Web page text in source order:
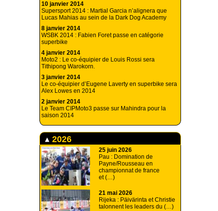
10 janvier 2014
Supersport 2014 : Martial Garcia n’alignera que
Lucas Mahias au sein de la Dark Dog Academy
8 janvier 2014
WSBK 2014 : Fabien Foret passe en catégorie
superbike
4 janvier 2014
Moto2 : Le co-équipier de Louis Rossi sera
Tithipong Warokorn.
3 janvier 2014
Le co-équipier d’Eugene Laverty en superbike sera
Alex Lowes en 2014
2 janvier 2014
Le Team CIPMoto3 passe sur Mahindra pour la
saison 2014
2026
25 juin 2026
Pau : Domination de
Payne/Rousseau en
championnat de france
et (…)
21 mai 2026
Rijeka : Päivärinta et Christie
talonnent les leaders du (…)